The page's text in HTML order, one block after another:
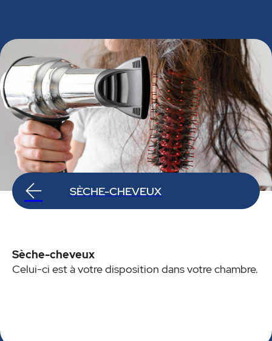
SÈCHE-CHEVEUX
Sèche-cheveux
Celui-ci est à votre disposition dans votre chambre.